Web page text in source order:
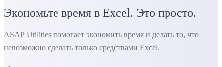
Экономьте время в Excel. Это просто.
ASAP Utilities помогает экономить время и делать то, что
невозможно сделать только средствами Excel.